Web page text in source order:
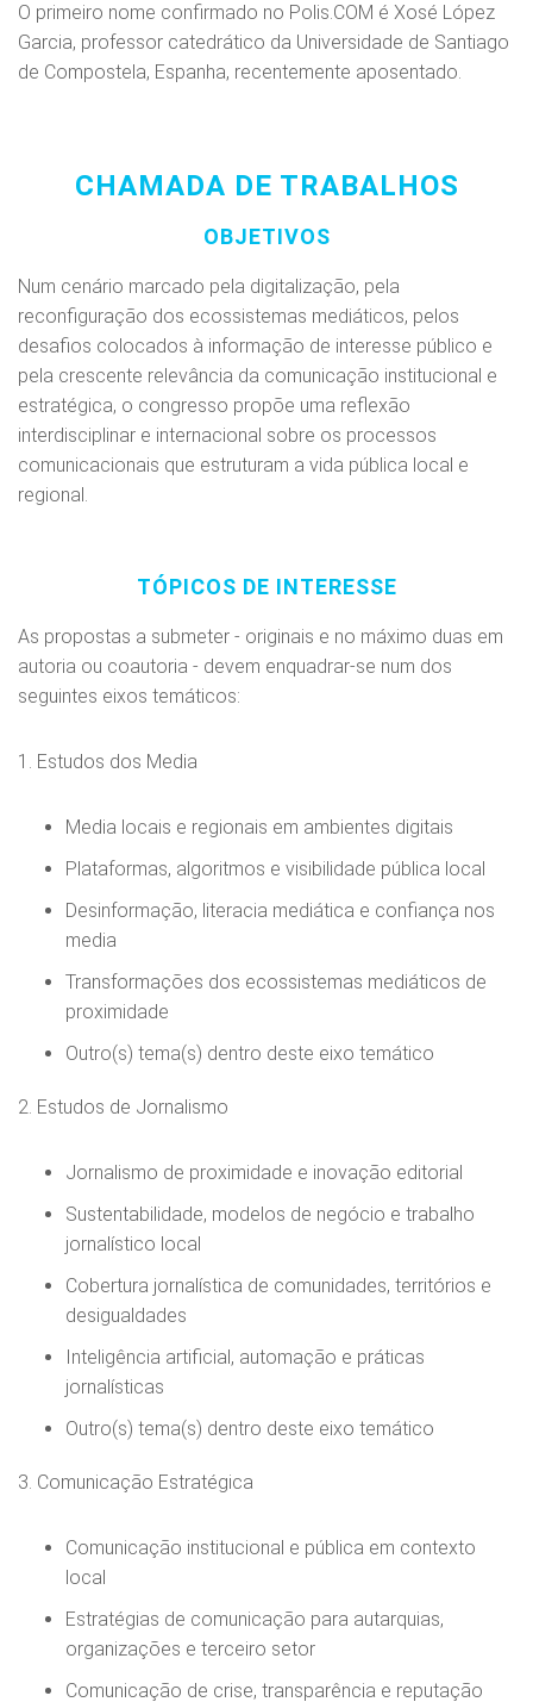
O primeiro nome confirmado no Polis.COM é Xosé López
Garcia, professor catedrático da Universidade de Santiago
de Compostela, Espanha, recentemente aposentado.
CHAMADA DE TRABALHOS
OBJETIVOS
Num cenário marcado pela digitalização, pela
reconfiguração dos ecossistemas mediáticos, pelos
desafios colocados à informação de interesse público e
pela crescente relevância da comunicação institucional e
estratégica, o congresso propõe uma reflexão
interdisciplinar e internacional sobre os processos
comunicacionais que estruturam a vida pública local e
regional.
TÓPICOS DE INTERESSE
As propostas a submeter - originais e no máximo duas em
autoria ou coautoria - devem enquadrar-se num dos
seguintes eixos temáticos:
1. Estudos dos Media
Media locais e regionais em ambientes digitais
Plataformas, algoritmos e visibilidade pública local
Desinformação, literacia mediática e confiança nos
media
Transformações dos ecossistemas mediáticos de
proximidade
Outro(s) tema(s) dentro deste eixo temático
2. Estudos de Jornalismo
Jornalismo de proximidade e inovação editorial
Sustentabilidade, modelos de negócio e trabalho
jornalístico local
Cobertura jornalística de comunidades, territórios e
desigualdades
Inteligência artificial, automação e práticas
jornalísticas
Outro(s) tema(s) dentro deste eixo temático
3. Comunicação Estratégica
Comunicação institucional e pública em contexto
local
Estratégias de comunicação para autarquias,
organizações e terceiro setor
Comunicação de crise, transparência e reputação